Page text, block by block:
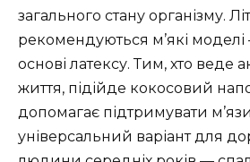
загального стану організму.
рекомендуються м’які
основі латексу. Тим, хто веде
життя, підійде кокосовий
допомагає підтримувати
універсальний варіант для